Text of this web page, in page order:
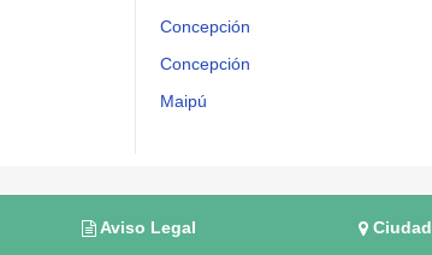
Concepción
Concepción
Maipú
Aviso Legal